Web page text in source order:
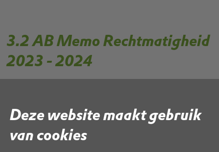
Deze website maakt gebruik
van cookies
3.2 AB Memo Rechtmatigheid
2023 - 2024
11 maart 2024, pdf, 68kB